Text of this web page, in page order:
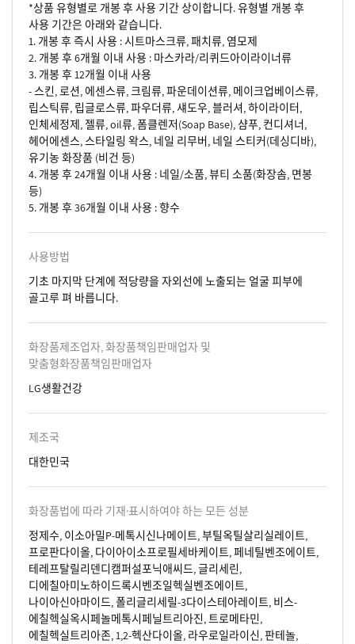
*상품 유형별로 개봉 후 사용 기간 상이합니다. 유형별 개봉 후
사용 기간은 아래와 같습니다.
1. 개봉 후 즉시 사용 : 시트마스크류, 패치류, 염모제
2. 개봉 후 6개월 이내 사용 : 마스카라/리퀴드아이라이너류
3. 개봉 후 12개월 이내 사용
- 스킨, 로션, 에센스류, 크림류, 파운데이션류, 메이크업베이스류,
립스틱류, 립글로스류, 파우더류, 섀도우, 블러셔, 하이라이터,
인체세정제, 젤류, oil류, 폼클렌저(Soap Base), 샴푸, 컨디셔너,
헤어에센스, 스타일링 왁스, 네일 리무버, 네일 스티커(데싱디바),
유기농 화장품 (비건 등)
4. 개봉 후 24개월 이내 사용 : 네일/소품, 뷰티 소품(화장솜, 면봉
등)
5. 개봉 후 36개월 이내 사용 : 향수
사용방법
기초 마지막 단계에 적당량을 자외선에 노출되는 얼굴 피부에
골고루 펴 바릅니다.
화장품제조업자, 화장품책임판매업자 및
맞춤형화장품책임판매업자
LG생활건강
제조국
대한민국
화장품법에 따라 기재·표시하여야 하는 모든 성분
정제수, 이소아밀P-메톡시신나메이트, 부틸옥틸살리실레이트,
프로판다이올, 다이아이소프로필세바케이트, 페네틸벤조에이트,
테레프탈릴리덴디캠퍼설포닉애씨드, 글리세린,
디에칠아미노하이드록시벤조일헥실벤조에이트,
나이아신아마이드, 폴리글리세릴-3다이스테아레이트, 비스-
에칠헥실옥시페놀메톡시페닐트리아진, 트로메타민,
에칠헥실트리아존, 1,2-헥산다이올, 라우로일라이신, 판테놀,